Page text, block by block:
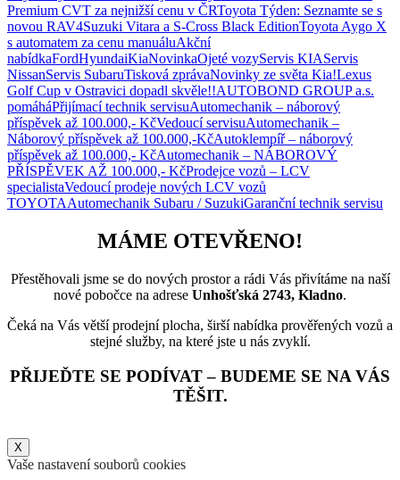
Premium CVT za nejnižší cenu v ČRToyota Týden: Seznamte se s
novou RAV4Suzuki Vitara a S-Cross Black EditionToyota Aygo X
s automatem za cenu manuáluAkční
nabídkaFordHyundaiKiaNovinkaOjeté vozyServis KIAServis
NissanServis SubaruTisková zprávaNovinky ze světa Kia!Lexus
Golf Cup v Ostravici dopadl skvěle!!AUTOBOND GROUP a.s.
pomáháPřijímací technik servisuAutomechanik – náborový
příspěvek až 100.000,- KčVedoucí servisuAutomechanik –
Náborový příspěvek až 100.000,-KčAutoklempíř – náborový
příspěvek až 100.000,- KčAutomechanik – NÁBOROVÝ
PŘÍSPĚVEK AŽ 100.000,- KčProdejce vozů – LCV
specialistaVedoucí prodeje nových LCV vozů
TOYOTAAutomechanik Subaru / SuzukiGaranční technik servisu
MÁME OTEVŘENO!
Přestěhovali jsme se do nových prostor a rádi Vás přivítáme na naší
nové pobočce na adrese Unhošťská 2743, Kladno.
Čeká na Vás větší prodejní plocha, širší nabídka prověřených vozů a
stejné služby, na které jste u nás zvyklí.
PŘIJEĎTE SE PODÍVAT – BUDEME SE NA VÁS
TĚŠIT.
X
Vaše nastavení souborů cookies